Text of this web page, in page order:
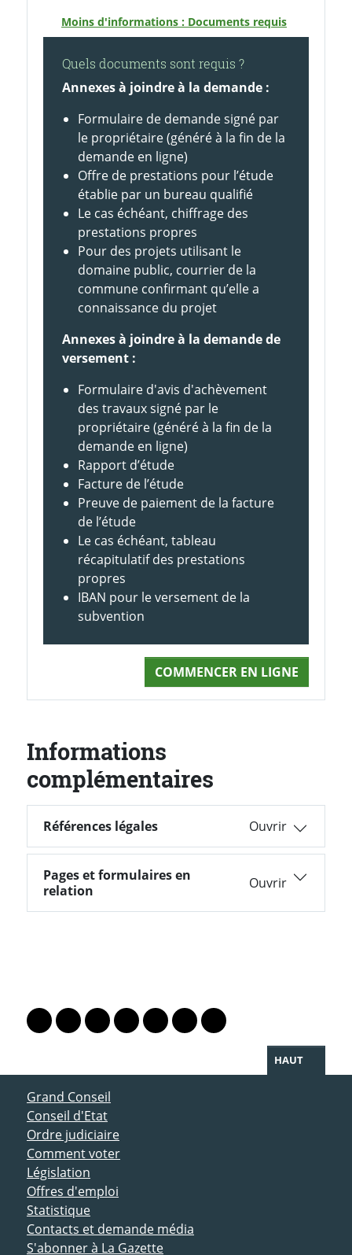
Moins d'informations : Documents requis
Quels documents sont requis ?
Annexes à joindre à la demande :
Formulaire de demande signé par
le propriétaire (généré à la fin de la
demande en ligne)
Offre de prestations pour l’étude
établie par un bureau qualifié
Le cas échéant, chiffrage des
prestations propres
Pour des projets utilisant le
domaine public, courrier de la
commune confirmant qu’elle a
connaissance du projet
Annexes à joindre à la demande de
versement :
Formulaire d'avis d'achèvement
des travaux signé par le
propriétaire (généré à la fin de la
demande en ligne)
Rapport d’étude
Facture de l’étude
Preuve de paiement de la facture
de l’étude
Le cas échéant, tableau
récapitulatif des prestations
propres
IBAN pour le versement de la
subvention
COMMENCER EN LIGNE
Informations
complémentaires
Références légales
Références légales
Pages et formulaires en relation
Pages et formulaires en
relation
Lien vers le profil Mastodon
Lien vers le profil Bluesky
Lien vers le profil Instagram
Lien vers le profil Linkedin
Lien vers le profil Facebook
Lien vers le profil Twitter
Partager par WhatsApp
HAUT
ACCÈS DIRECT
Grand Conseil
Conseil d'Etat
Ordre judiciaire
Comment voter
Législation
Offres d'emploi
Statistique
Contacts et demande média
S'abonner à La Gazette